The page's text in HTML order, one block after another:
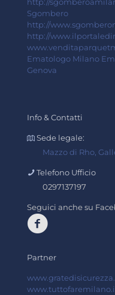
Sgombero
http://
http://
Ematologo Milano
Genova
Info & Contatti
Sede legale:
Mazzo di Rho,
Telefono Ufficio
0297137197
Seguici anche su
Partner